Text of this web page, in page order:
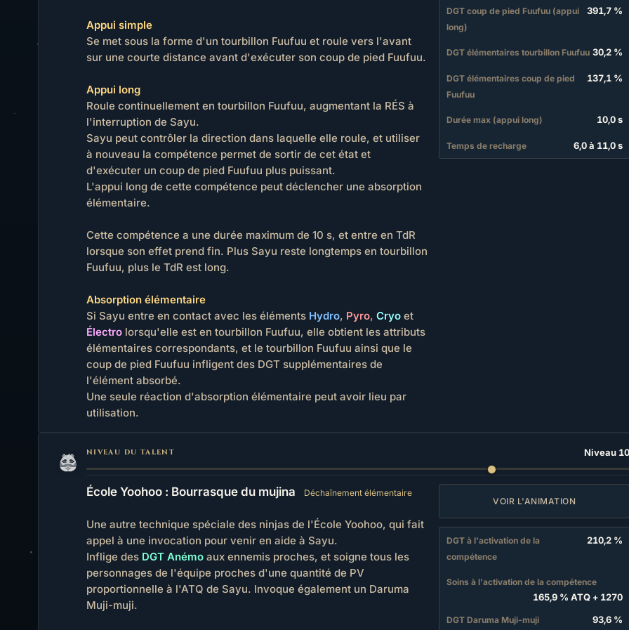
Appui simple
Se met sous la forme d'un tourbillon Fuufuu et roule vers l'avant
sur une courte distance avant d'exécuter son coup de pied Fuufuu.
Appui long
Roule continuellement en tourbillon Fuufuu, augmentant la RÉS à
l'interruption de Sayu.
Sayu peut contrôler la direction dans laquelle elle roule, et utiliser
à nouveau la compétence permet de sortir de cet état et
d'exécuter un coup de pied Fuufuu plus puissant.
L'appui long de cette compétence peut déclencher une absorption
élémentaire.
Cette compétence a une durée maximum de 10 s, et entre en TdR
lorsque son effet prend fin. Plus Sayu reste longtemps en tourbillon
Fuufuu, plus le TdR est long.
Absorption élémentaire
Si Sayu entre en contact avec les éléments Hydro, Pyro, Cryoet
Électrolorsqu'elle est en tourbillon Fuufuu, elle obtient les attributs
élémentaires correspondants, et le tourbillon Fuufuu ainsi que le
coup de pied Fuufuu infligent des DGT supplémentaires de
l'élément absorbé.
Une seule réaction d'absorption élémentaire peut avoir lieu par
utilisation.
DGT coup de pied Fuufuu (appui
long)
391,7 %
DGT élémentaires tourbillon Fuufuu 30,2 %
DGT élémentaires coup de pied
Fuufuu
137,1 %
Durée max (appui long) 10,0 s
Temps de recharge 6,0 à 11,0 s
NIVEAU DU TALENT Niveau
École Yoohoo : Bourrasque du mujina Déchaînement élémentaire
Une autre technique spéciale des ninjas de l'École Yoohoo, qui fait
appel à une invocation pour venir en aide à Sayu.
Inflige des DGT Anémoaux ennemis proches, et soigne tous les
personnages de l'équipe proches d'une quantité de PV
proportionnelle à l'ATQ de Sayu. Invoque également un Daruma
Muji-muji.
VOIR L'ANIMATION
DGT à l'activation de la
compétence
210,2 %
Soins à l'activation de la compétence
165,9 % ATQ +1270
DGT Daruma Muji-muji 93,6 %